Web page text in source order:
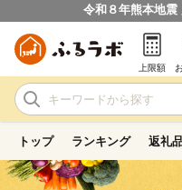
令和８年熊本地震
上限額
トップ ランキング 返礼